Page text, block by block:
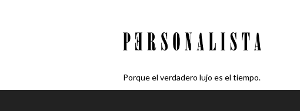
Porque el verdadero lujo es el tiempo.